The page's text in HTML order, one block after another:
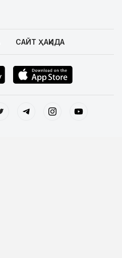
САЙТ ҲАҚИДА